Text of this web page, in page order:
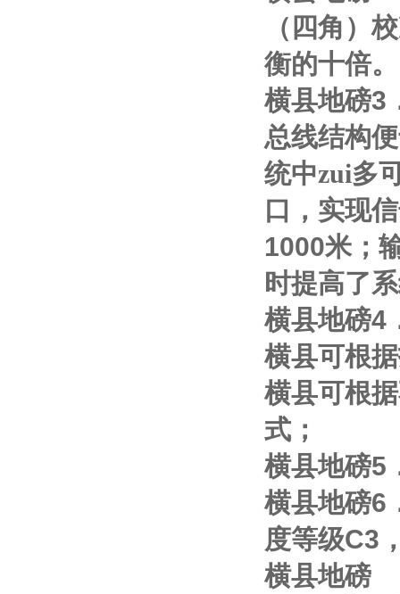
（四角）
衡的十倍。
横县地磅3
总线结构
统中zui多
口，实现
1000米；
时提高了
横县地磅4
横县可根
横县可根
式；
横县地磅5
横县地磅6
度等级C3
横县地磅